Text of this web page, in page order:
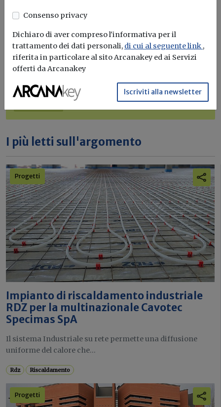
Iscriviti alla newsletter di
Build News
Rimani aggiornato sulle ultime
novità in campo di efficienza
energetica e sostenibilità edile
Iscriviti
I più letti sull'argomento
Progetti
Impianto di riscaldamento industriale
RDZ per la multinazionale Cavotec
Specimas SpA
Il sistema Industriale su rete permette una diffusione
uniforme del calore che...
Rdz Riscaldamento
Progetti
Consenso privacy
Dichiaro di aver compreso l'informativa per il
trattamento dei dati personali, di cui al seguente link ,
riferita in particolare al sito Arcanakey ed ai Servizi
offerti da Arcanakey
Iscriviti alla newsletter